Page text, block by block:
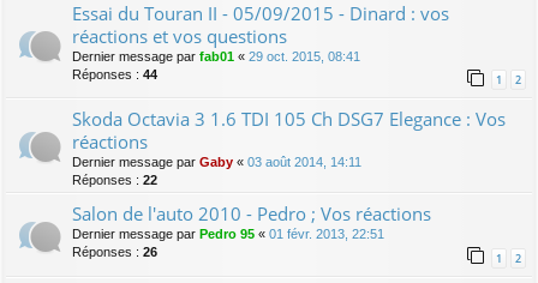
Essai du Touran II - 05/09/2015 - Dinard : vos
réactions et vos questions
Dernier message par fab01 « 29 oct. 2015, 08:41
Réponses : 44 1 2
Skoda Octavia 3 1.6 TDI 105 Ch DSG7 Elegance : Vos
réactions
Dernier message par Gaby « 03 août 2014, 14:11
Réponses : 22
Salon de l'auto 2010 - Pedro ; Vos réactions
Dernier message par Pedro 95 « 01 févr. 2013, 22:51
Réponses : 26 1 2